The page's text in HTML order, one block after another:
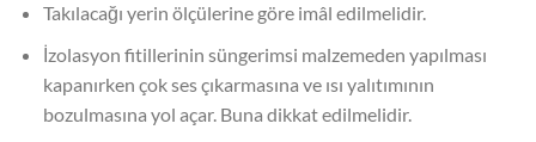
Takılacağı yerin ölçülerine göre imâl edilmelidir.
İzolasyon fitillerinin süngerimsi malzemeden yapılması
kapanırken çok ses çıkarmasına ve ısı yalıtımının
bozulmasına yol açar. Buna dikkat edilmelidir.